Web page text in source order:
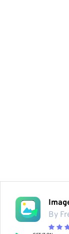
By